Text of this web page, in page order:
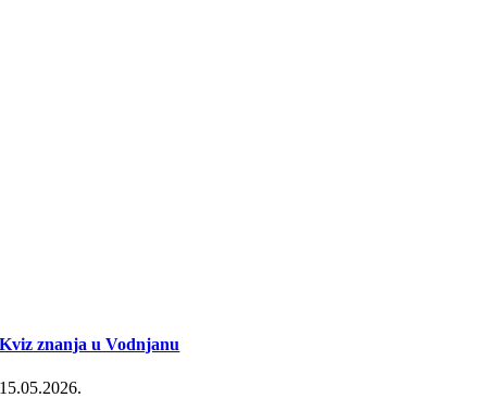
Kviz znanja u Vodnjanu
15.05.2026.